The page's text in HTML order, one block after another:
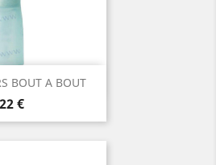
BOUT A BOUT
€
rapide